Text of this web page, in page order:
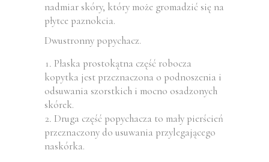
nadmiar skóry, który może gromadzić się na
płytce paznokcia.
Dwustronny popychacz.
Płaska prostokątna część robocza
kopytka jest przeznaczona o podnoszenia i
odsuwania szorstkich i mocno osadzonych
skórek.
Druga część popychacza to mały pierścień
przeznaczony do usuwania przylegającego
naskórka.